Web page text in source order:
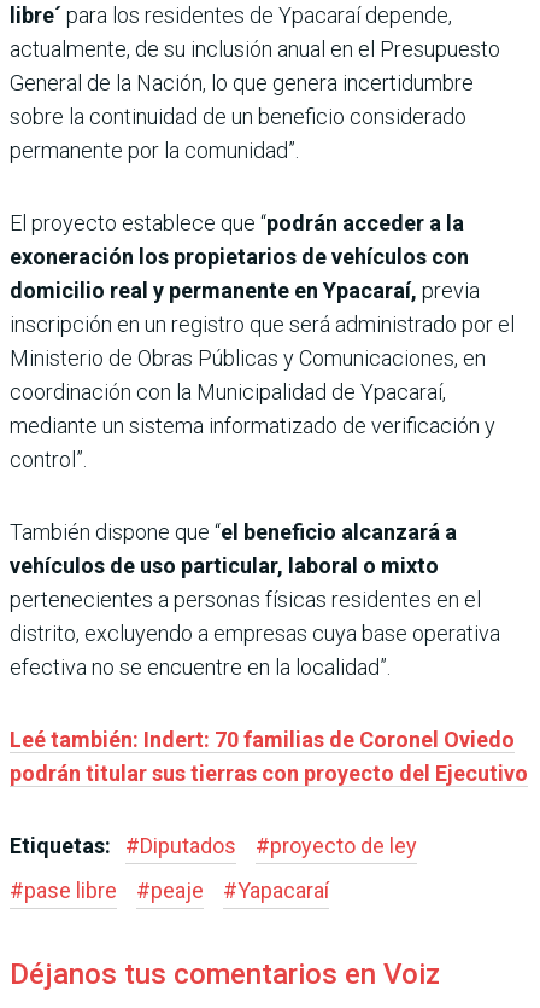
libre´ para los residentes de Ypacaraí depende,
actualmente, de su inclusión anual en el Presupuesto
General de la Nación, lo que genera incertidumbre
sobre la continuidad de un beneficio considerado
permanente por la comunidad”.
El proyecto establece que “podrán acceder a la
exoneración los propietarios de vehículos con
domicilio real y permanente en Ypacaraí, previa
inscripción en un registro que será administrado por el
Ministerio de Obras Públicas y Comunicaciones, en
coordinación con la Municipalidad de Ypacaraí,
mediante un sistema informatizado de verificación y
control”.
También dispone que “el beneficio alcanzará a
vehículos de uso particular, laboral o mixto
pertenecientes a personas físicas residentes en el
distrito, excluyendo a empresas cuya base operativa
efectiva no se encuentre en la localidad”.
Leé también: Indert: 70 familias de Coronel Oviedo
podrán titular sus tierras con proyecto del Ejecutivo
Etiquetas: #Diputados #proyecto de ley
#pase libre #peaje #Yapacaraí
Déjanos tus comentarios en Voiz